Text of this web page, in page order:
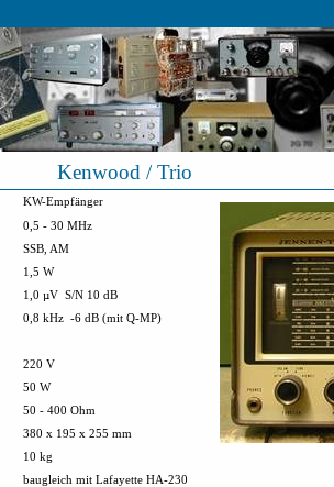
Kenwood / Trio
KW-Empfänger
0,5 - 30 MHz
SSB, AM
1,5 W
1,0 µV S/N 10 dB
0,8 kHz -6 dB (mit Q-MP)
220 V
50 W
50 - 400 Ohm
380 x 195 x 255 mm
10 kg
baugleich mit Lafayette HA-230